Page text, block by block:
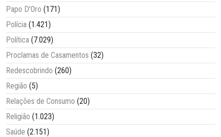
Papo D'Oro (171)
Polícia (1.421)
Política (7.029)
Proclamas de Casamentos (32)
Redescobrindo (260)
Região (5)
Relações de Consumo (20)
Religião (1.023)
Saúde (2.151)